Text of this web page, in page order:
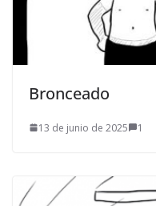
Bronceado
13 de junio de 2025 1